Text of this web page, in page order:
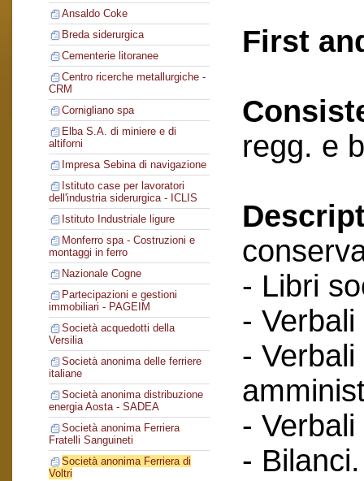
Ansaldo Coke
Breda siderurgica
Cementerie litoranee
Centro ricerche metallurgiche -
CRM
Cornigliano spa
Elba S.A. di miniere e di
altiforni
Impresa Sebina di navigazione
Istituto case per lavoratori
dell'industria siderurgica - ICLIS
Istituto Industriale ligure
Monferro spa - Costruzioni e
montaggi in ferro
Nazionale Cogne
Partecipazioni e gestioni
immobiliari - PAGEIM
Società acquedotti della
Versilia
Società anonima delle ferriere
italiane
Società anonima distribuzione
energia Aosta - SADEA
Società anonima Ferriera
Fratelli Sanguineti
Società anonima Ferriera di
Voltri
First
regg. e
- Libri
-
-
-
- Bilanci.